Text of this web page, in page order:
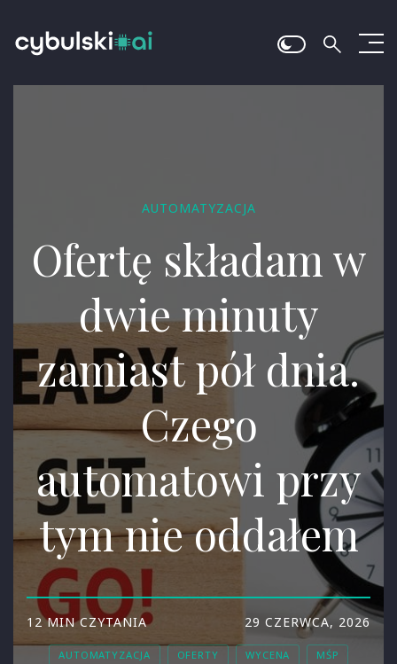
AUTOMATYZACJA
Ofertę składam w
dwie minuty
zamiast pół dnia.
Czego
automatowi przy
tym nie oddałem
12 MIN CZYTANIA 29 CZERWCA, 2026
AUTOMATYZACJA OFERTY WYCENA MŚP